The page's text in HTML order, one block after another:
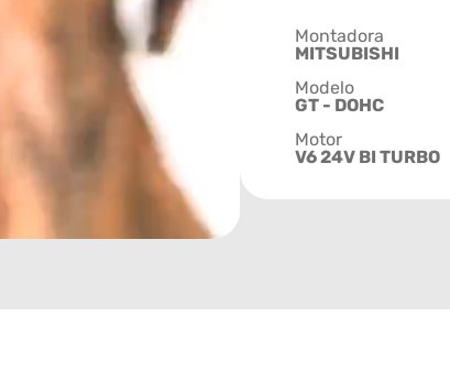
Montadora
MITSUBISHI
Modelo
GT - DOHC
Motor
V6 24V BI TURBO